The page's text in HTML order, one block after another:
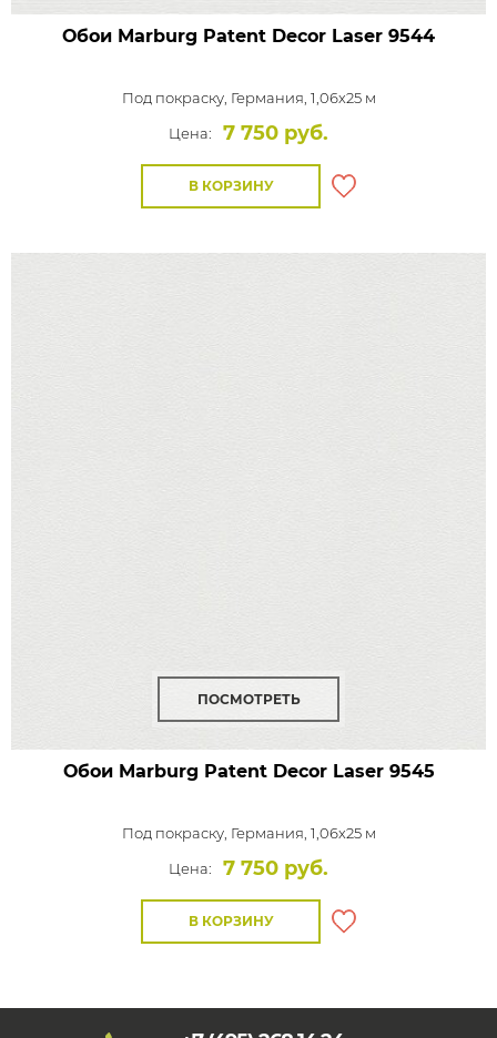
Обои Marburg Patent Decor Laser 9544
Под покраску, Германия, 1,06x25 м
Цена:
7 750 руб.
В КОРЗИНУ
ПОСМОТРЕТЬ
Обои Marburg Patent Decor Laser9545
Под покраску, Германия, 1,06x25 м
Цена:
7 750 руб.
В КОРЗИНУ